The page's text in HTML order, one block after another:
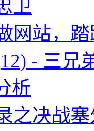
卫
网站，
- 三兄
析
之决战